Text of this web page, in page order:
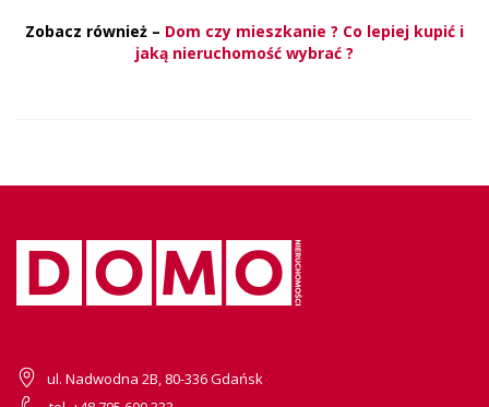
Zobacz również – Dom czy mieszkanie ? Co lepiej kupić i
jaką nieruchomość wybrać ?
ul. Nadwodna 2B, 80-336 Gdańsk